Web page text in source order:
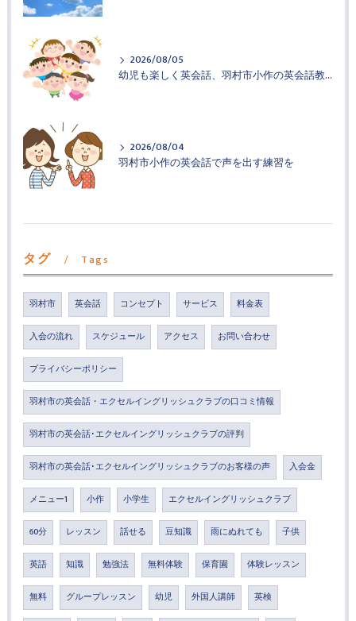
2026/08/05
幼児も楽しく英会話、羽村市小作の英会話教室
2026/08/04
羽村市小作の英会話で声を出す練習を
タグ Tags
羽村市 英会話 コンセプト サービス 料金表
入会の流れ スケジュール アクセス お問い合わせ
プライバシーポリシー
羽村市の英会話・エクセルイングリッシュクラブの口コミ情報
羽村市の英会話･エクセルイングリッシュクラブの評判
羽村市の英会話･エクセルイングリッシュクラブのお客様の声 入会金
メニュー1 小作 小学生 エクセルイングリッシュクラブ
60分 レッスン 話せる 豆知識 雨にぬれても 子供
英語 知識 勉強法 無料体験 保育園 体験レッスン
無料 グループレッスン 幼児 外国人講師 英検